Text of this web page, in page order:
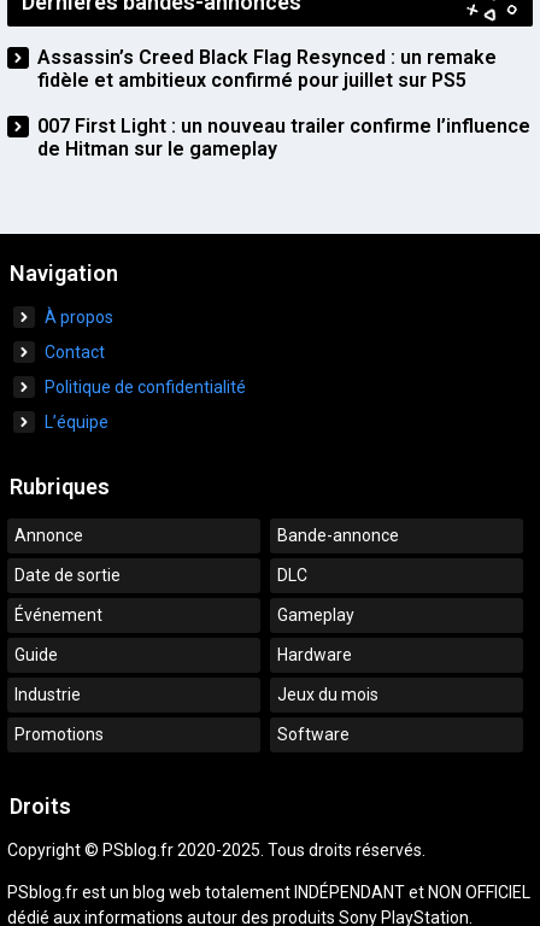
Assassin’s Creed Black Flag Resynced : un remake
fidèle et ambitieux confirmé pour juillet sur PS5
007 First Light : un nouveau trailer confirme l’influence
de Hitman sur le gameplay
Navigation
À propos
Contact
Politique de confidentialité
L’équipe
Rubriques
Annonce Bande-annonce
Date de sortie DLC
Événement Gameplay
Guide Hardware
Industrie Jeux du mois
Promotions Software
Droits
Copyright © PSblog.fr 2020-2025. Tous droits réservés.
PSblog.fr est un blog web totalement INDÉPENDANT et NON OFFICIEL
dédié aux informations autour des produits Sony PlayStation.